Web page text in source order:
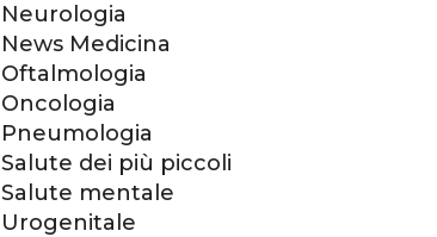
Neurologia
News Medicina
Oftalmologia
Oncologia
Pneumologia
Salute dei più piccoli
Salute mentale
Urogenitale